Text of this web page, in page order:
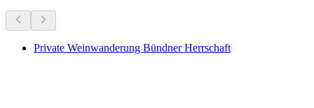
Private Weinwanderung Bündner Herrschaft